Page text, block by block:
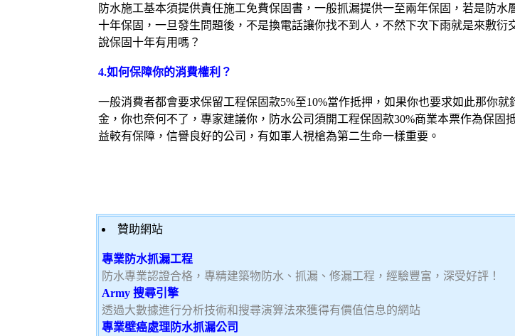
防水施工基本須提供責任施工免費保固書，一般抓漏提供一至兩年保固，若是防
十年保固，一旦發生問題後，不是換電話讓你找不到人，不然下次下雨就是來敷
說保固十年有用嗎？
4.如何保障你的消費權利？
一般消費者都會要求保留工程保固款5%至10%當作抵押，如果你也要求如此那你
金，你也奈何不了，專家建議你，防水公司須開工程保固款30%商業本票作為保
益較有保障，信譽良好的公司，有如軍人視槍為第二生命一樣重要。
贊助網站
專業防水抓漏工程
防水專業認證合格，專精建築物防水、抓漏、修漏工程，經驗豐富，深受好評！
Army 搜尋引擎
透過大數據進行分析技術和搜尋演算法來獲得有價值信息的網站
專業壁癌處理防水抓漏公司